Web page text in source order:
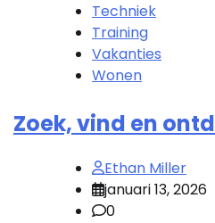
Techniek
Training
Vakanties
Wonen
Zoek, vind en
Ethan Miller
januari 13, 2026
0